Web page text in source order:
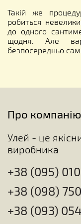
Такій же
робиться
до одного
щодня. Але
безпосередньо
Про компанію
Улей - це
виробника
+38 (095)
+38 (098)
+38 (093)